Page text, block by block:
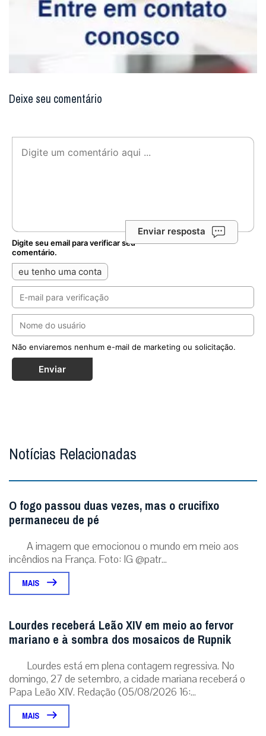
Deixe seu comentário
Enviar resposta
Digite seu email para verificar seu
comentário.
eu tenho uma conta
Não enviaremos nenhum e-mail de marketing ou solicitação.
Enviar
Notícias Relacionadas
O fogo passou duas vezes, mas o crucifixo
permaneceu de pé
A imagem que emocionou o mundo em meio aos
incêndios na França. Foto: IG @patr...
MAIS
Lourdes receberá Leão XIV em meio ao fervor
mariano e à sombra dos mosaicos de Rupnik
Lourdes está em plena contagem regressiva. No
domingo, 27 de setembro, a cidade mariana receberá o
Papa Leão XIV. Redação (05/08/2026 16:...
MAIS